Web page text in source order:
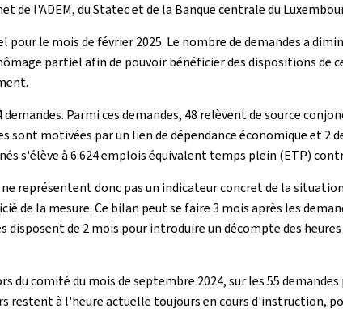
l'ADEM, du Statec et de la Banque centrale du
le mois de février 2025. Le nombre de demandes a
partiel afin de pouvoir bénéficier des dispositions de
Parmi ces demandes, 48 relèvent de source
motivées par un lien de dépendance économique et 2
s'élève à 6.624 emplois équivalent temps plein (ETP)
représentent donc pas un indicateur concret de la
de la mesure. Ce bilan peut se faire 3 mois après les
de 2 mois pour introduire un décompte des
comité du mois de septembre 2024, sur les 55
restent à l'heure actuelle toujours en cours d'instruction,